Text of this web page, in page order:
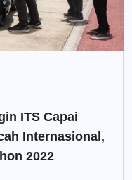
ITS Capai
Internasional,
2022